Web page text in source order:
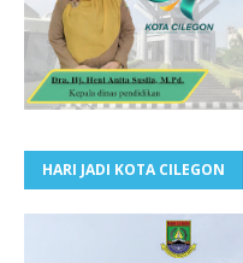
HARI JADI KOTA CILEGON